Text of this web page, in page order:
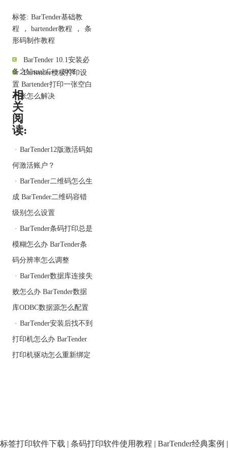
（3）、选择卷
（4）、每页项目数
（5）、侧边设置，未使
用的材料，此处可以选择
默认，制作模板打印时可
调整。
（6）、选择打印标签形
状
（7）、选择模板大小、
标签纸大小
此处可选用默认值
模板设置设置完成
标签: BarTender基础教
程
， bartender教程 ，
条
形码制作教程
BarTender 10.1安装必
备之Visual C++ 2008
Bartender模板打印设
置 Bartender打印一张空白
一张怎么解决
相
关
阅
读:
· BarTender12版激活码如
何激活账户？
· BarTender二维码怎么生
成 BarTender二维码容错
级别怎么设置
· BarTender条码打印总是
模糊怎么办 BarTender条
码分辨率怎么调整
· BarTender数据库连接失
败怎么办 BarTender数据
库ODBC数据源怎么配置
· BarTender安装后找不到
打印机怎么办 BarTender
打印机驱动怎么重新绑定
标签打印软件下载 | 条码打印软件使用教程 | BarTender经典案例 |